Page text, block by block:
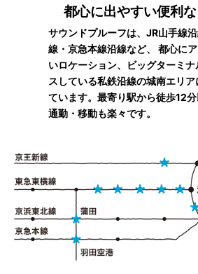
都心に出やすい便利
サウンドプルーフは、JR山手線
線・京急本線沿線など、
都心に
いロケーション、ビッグターミ
スしている私鉄沿線の城南エリア
ています。最寄り駅から徒歩12分
通勤・移動も楽々です。